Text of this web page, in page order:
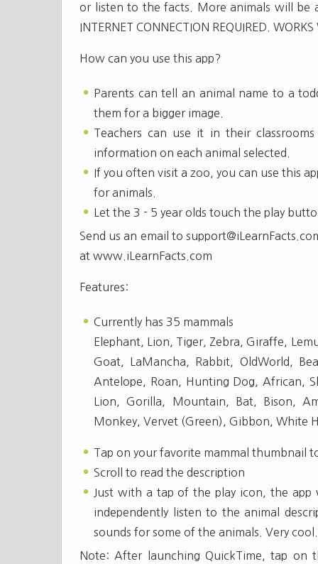
or listen to the facts. More animals will be
INTERNET CONNECTION REQUIRED.
How can you use this app?
Parents can tell an animal name to a
them for a bigger image.
Teachers can use it in their
information on each animal selected.
If you often visit a zoo, you can use this
for animals.
Let the 3 - 5 year olds touch the play
Send us an email to
at www.iLearnFacts.com
Features:
Currently has 35 mammals
Elephant, Lion, Tiger, Zebra, Giraffe,
Goat, LaMancha, Rabbit, OldWorld,
Antelope, Roan, Hunting Dog, African,
Lion, Gorilla, Mountain, Bat, Bison,
Monkey, Vervet (Green), Gibbon, White
Tap on your favorite mammal thumbnail
Scroll to read the description
Just with a tap of the play icon, the
independently listen to the animal
sounds for some of the animals. Very cool.
Note: After launching QuickTime, tap on